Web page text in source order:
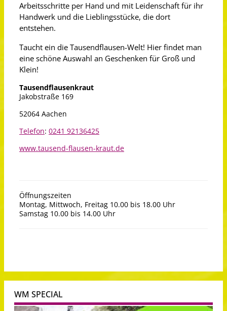
Arbeitsschritte per Hand und mit Leidenschaft für ihr
Handwerk und die Lieblingsstücke, die dort
entstehen.
Taucht ein die Tausendflausen-Welt! Hier findet man
eine schöne Auswahl an Geschenken für Groß und
Klein!
Tausendflausenkraut
Jakobstraße 169
52064 Aachen
Telefon: 0241 92136425
www.tausend-flausen-kraut.de
Öffnungszeiten
Montag, Mittwoch, Freitag 10.00 bis 18.00 Uhr
Samstag 10.00 bis 14.00 Uhr
WM SPECIAL